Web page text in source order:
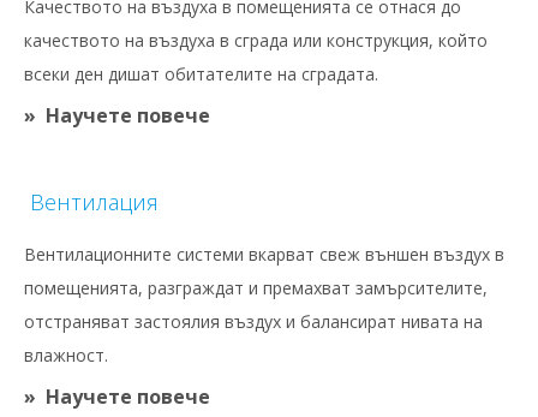
Качеството на въздуха в помещенията се отнася до
качеството на въздуха в сграда или конструкция, който
всеки ден дишат обитателите на сградата.
Научете повече
Вентилация
Вентилационните системи вкарват свеж външен въздух в
помещенията, разграждат и премахват замърсителите,
отстраняват застоялия въздух и балансират нивата на
влажност.
Научете повече